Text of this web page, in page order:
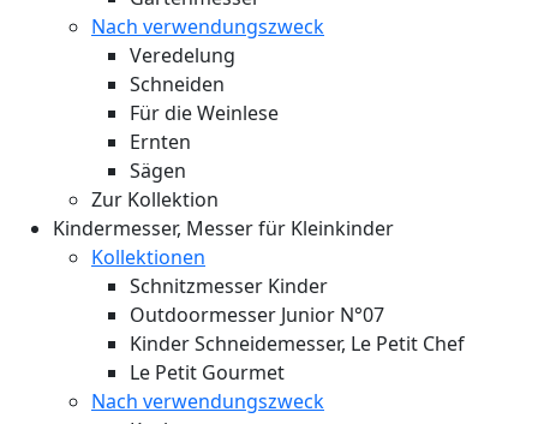
Nach verwendungszweck
Veredelung
Schneiden
Für die Weinlese
Ernten
Sägen
Zur Kollektion
Kindermesser, Messer für Kleinkinder
Kollektionen
Schnitzmesser Kinder
Outdoormesser Junior N°07
Kinder Schneidemesser, Le Petit Chef
Le Petit Gourmet
Nach verwendungszweck